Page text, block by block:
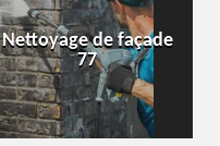
Nettoyage de façade
77